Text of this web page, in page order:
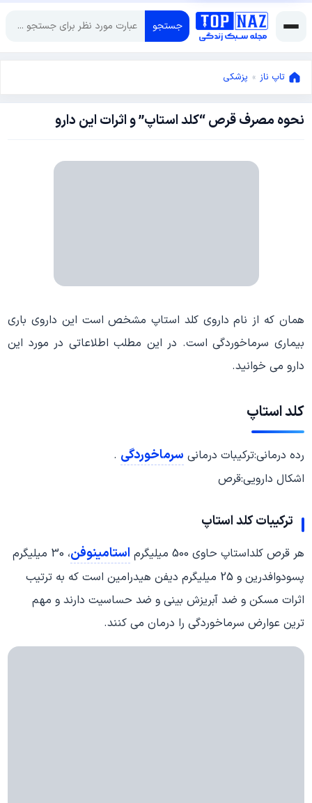
جستجو
تاپ ناز » پزشکی
نحوه مصرف قرص “کلد استاپ” و اثرات این دارو
اکتبر
همان که از نام داروی کلد استاپ مشخص است این داروی باری
بیماری سرماخوردگی است. در این مطلب اطلاعاتی در مورد این
دارو می خوانید.
کلد استاپ
رده درمانی:ترکیبات درمانی سرماخوردگی .
اشکال دارویی:قرص
ترکیبات کلد استاپ
هر قرص کلداستاپ حاوی 500 میلیگرم استامینوفن
، 30 میلیگرم
پسودوافدرین و 25 میلیگرم دیفن هیدرامین است که به ترتیب
اثرات مسکن و ضد آبریزش بینی و ضد حساسیت دارند و مهم
ترین عوارض سرماخوردگی را درمان می کنند.